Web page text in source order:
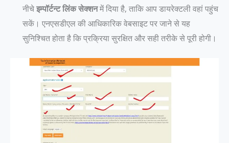
नीचेइम्पॉर्टन्ट लिंक सेक्शनमें दिया है, ताकि आप डायरेक्टली वहां पहुंच
सकें। एनएसडीएल की आधिकारिक वेबसाइट पर जाने से यह
सुनिश्चित होता है कि प्रक्रिया सुरक्षित और सही तरीके से पूरी होगी।